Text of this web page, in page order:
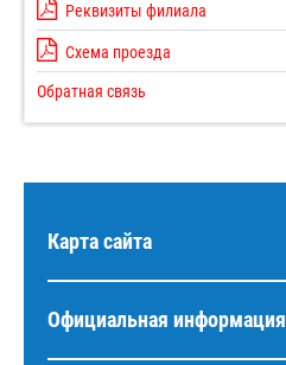
Реквизиты филиала
Схема проезда
Обратная связь
Карта сайта
Официальная информация